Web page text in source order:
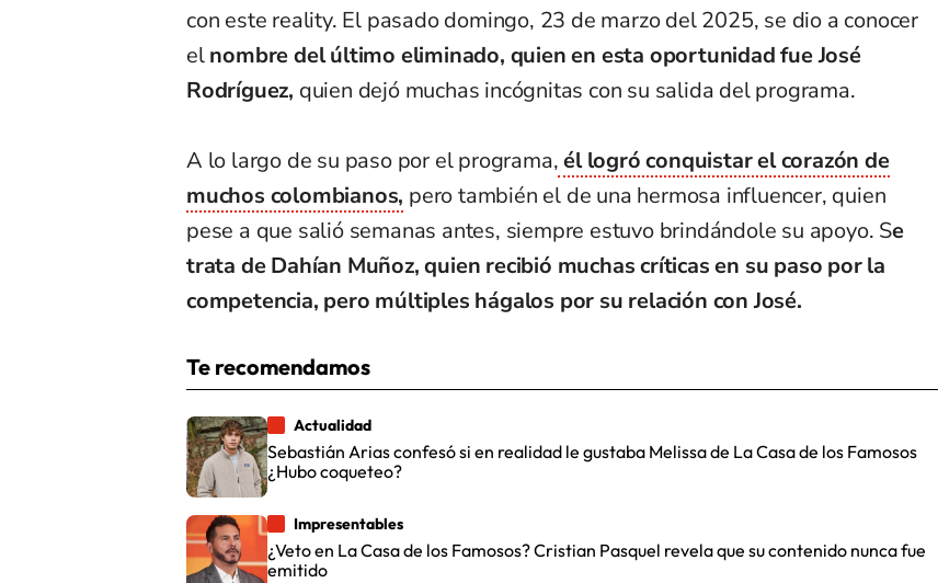
con este reality. El pasado domingo, 23 de marzo del 2025, se dio a conocer
elnombre del último eliminado, quien en esta oportunidad fue José
Rodríguez, quien dejó muchas incógnitas con su salida del programa.
A lo largo de su paso por el programa,él logró conquistar el corazón de
muchos colombianos, pero también el de una hermosa influencer, quien
pese a que salió semanas antes, siempre estuvo brindándole su apoyo. Se
trata de Dahían Muñoz, quien recibió muchas críticas en su paso por la
competencia, pero múltiples hágalos por su relación con José.
Te recomendamos
Actualidad
Sebastián Arias confesó si en realidad le gustaba Melissa de La Casa de los Famosos
¿Hubo coqueteo?
Impresentables
¿Veto en La Casa de los Famosos? Cristian Pasquel revela que su contenido nunca fue
emitido